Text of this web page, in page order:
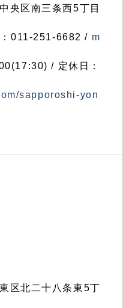
央区南三条西5丁目
011-251-6682 / m
/ 定休日：
sapporoshi-yon
区北二十八条東5丁